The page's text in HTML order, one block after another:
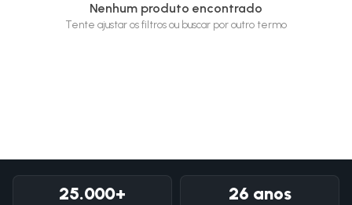
Nenhum produto encontrado
Tente ajustar os filtros ou buscar por outro termo
25.000+ 26 anos